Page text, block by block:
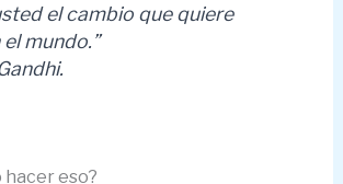
el cambio que quiere
mundo.”
hacer eso?